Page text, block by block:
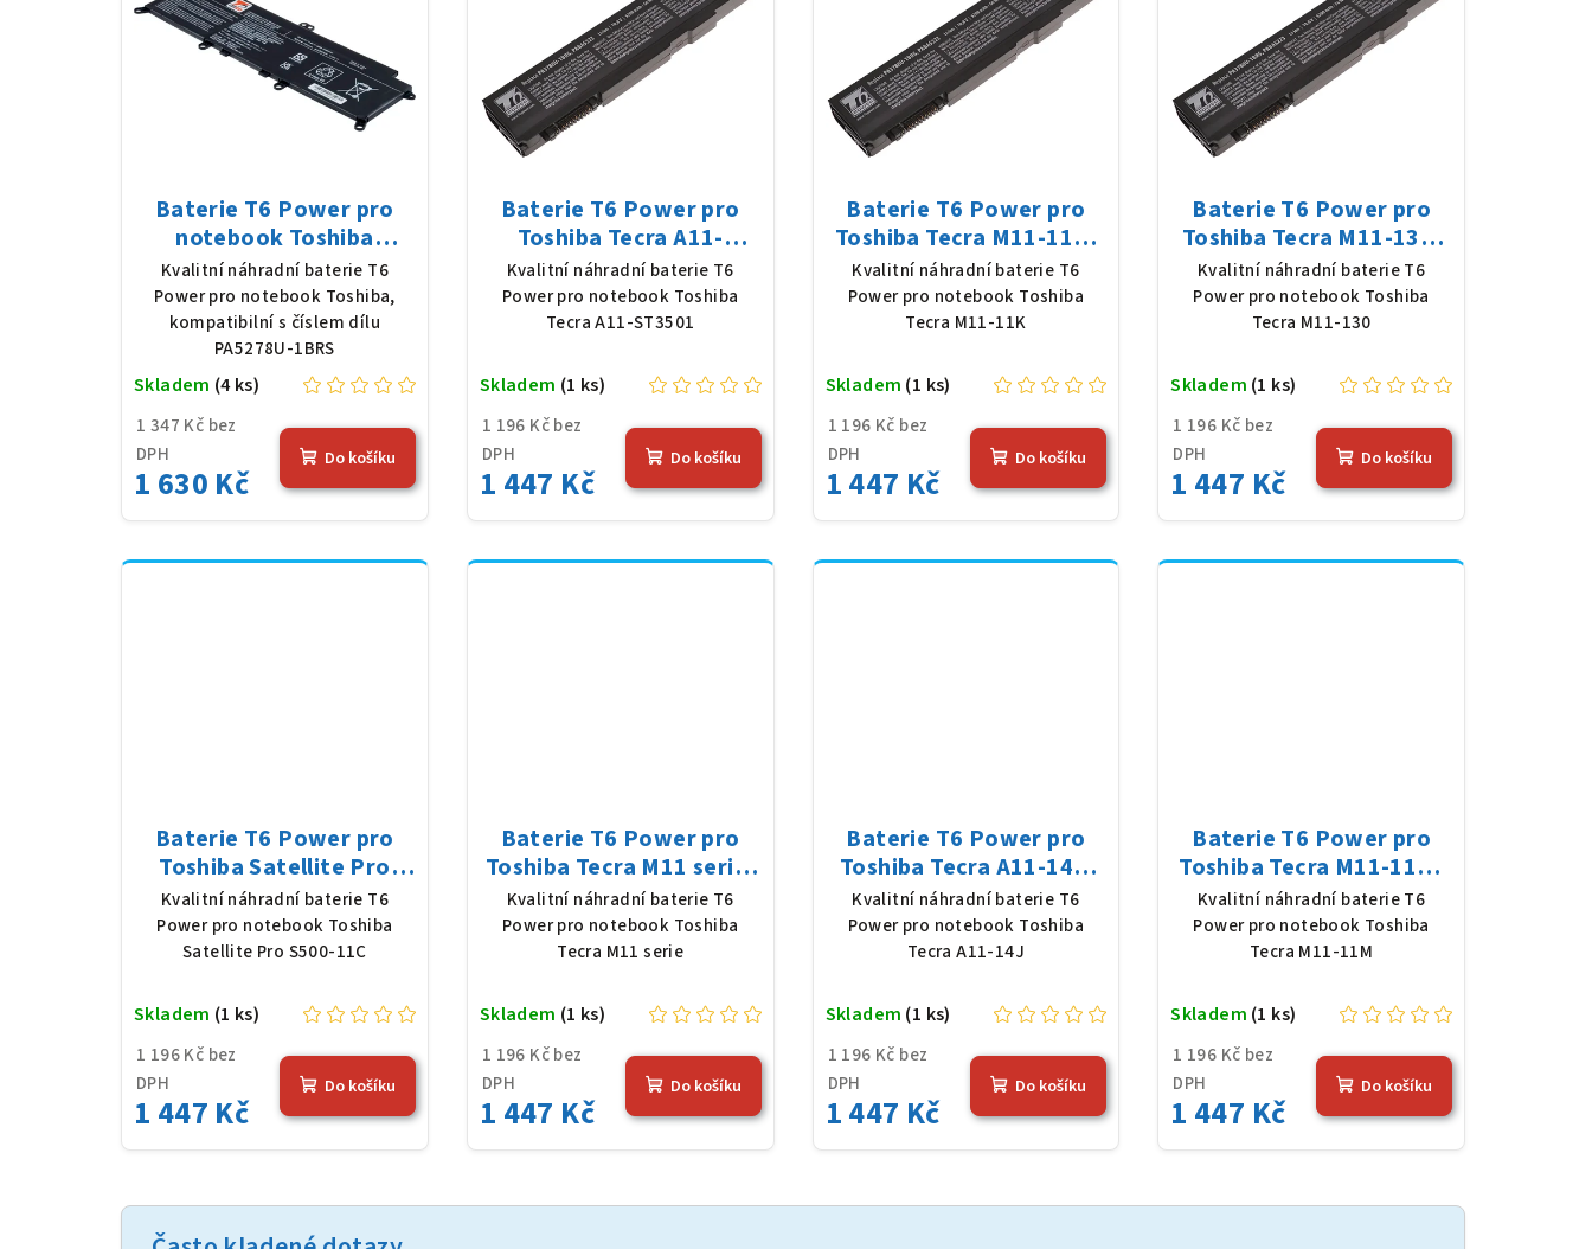
Baterie T6 Power pro
notebook Toshiba
PA5278U-1BRS, Li-Poly,
11,4 V, 4080 mAh (48 Wh),
černá
Kvalitní náhradní baterie T6
Power pro notebook Toshiba,
kompatibilní s číslem dílu
PA5278U-1BRS
1 347 Kč bez
DPH
1 630 Kč
Skladem (4 ks)
Do košíku
Baterie T6 Power pro
Toshiba Tecra A11-
ST3501, Li-Ion, 10,8 V,
5200 mAh (56 Wh), černá
Kvalitní náhradní baterie T6
Power pro notebook Toshiba
Tecra A11-ST3501
1 196 Kč bez
DPH
1 447 Kč
Skladem (1 ks)
Do košíku
Baterie T6 Power pro
Toshiba Tecra M11-11K,
Li-Ion, 10,8 V, 5200 mAh
(56 Wh), černá
Kvalitní náhradní baterie T6
Power pro notebook Toshiba
Tecra M11-11K
1 196 Kč bez
DPH
1 447 Kč
Skladem (1 ks)
Do košíku
Baterie T6 Power pro
Toshiba Tecra M11-130,
Li-Ion, 10,8 V, 5200 mAh
(56 Wh), černá
Kvalitní náhradní baterie T6
Power pro notebook Toshiba
Tecra M11-130
1 196 Kč bez
DPH
1 447 Kč
Skladem (1 ks)
Do košíku
Baterie T6 Power pro
Toshiba Satellite Pro
S500-11C, Li-Ion, 10,8 V,
5200 mAh (56 Wh), černá
Kvalitní náhradní baterie T6
Power pro notebook Toshiba
Satellite Pro S500-11C
1 196 Kč bez
DPH
1 447 Kč
Skladem (1 ks)
Do košíku
Baterie T6 Power pro
Toshiba Tecra M11 serie,
Li-Ion, 10,8 V, 5200 mAh
(56 Wh), černá
Kvalitní náhradní baterie T6
Power pro notebook Toshiba
Tecra M11 serie
1 196 Kč bez
DPH
1 447 Kč
Skladem (1 ks)
Do košíku
Baterie T6 Power pro
Toshiba Tecra A11-14J,
Li-Ion, 10,8 V, 5200 mAh
(56 Wh), černá
Kvalitní náhradní baterie T6
Power pro notebook Toshiba
Tecra A11-14J
1 196 Kč bez
DPH
1 447 Kč
Skladem (1 ks)
Do košíku
Baterie T6 Power pro
Toshiba Tecra M11-11M,
Li-Ion, 10,8 V, 5200 mAh
(56 Wh), černá
Kvalitní náhradní baterie T6
Power pro notebook Toshiba
Tecra M11-11M
1 196 Kč bez
DPH
1 447 Kč
Skladem (1 ks)
Do košíku